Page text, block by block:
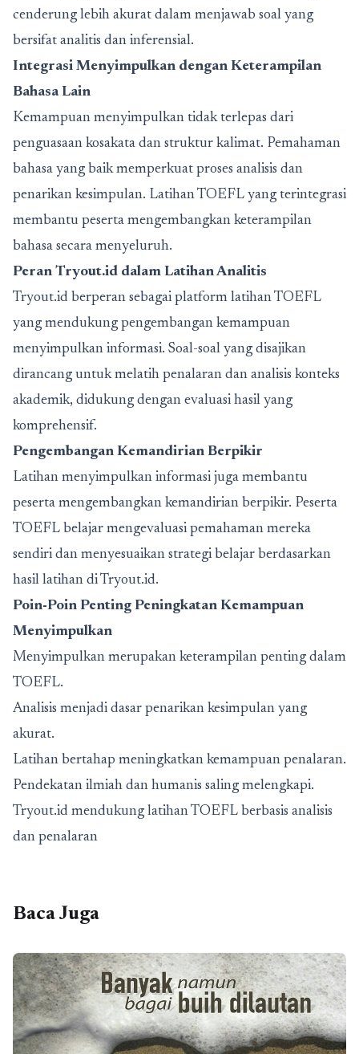
cenderung lebih akurat dalam menjawab soal yang
bersifat analitis dan inferensial.
Integrasi Menyimpulkan dengan Keterampilan
Bahasa Lain
Kemampuan menyimpulkan tidak terlepas dari
penguasaan kosakata dan struktur kalimat. Pemahaman
bahasa yang baik memperkuat proses analisis dan
penarikan kesimpulan. Latihan TOEFL yang terintegrasi
membantu peserta mengembangkan keterampilan
bahasa secara menyeluruh.
Peran Tryout.id dalam Latihan Analitis
Tryout.id berperan sebagai platform latihan TOEFL
yang mendukung pengembangan kemampuan
menyimpulkan informasi. Soal-soal yang disajikan
dirancang untuk melatih penalaran dan analisis konteks
akademik, didukung dengan evaluasi hasil yang
komprehensif.
Pengembangan Kemandirian Berpikir
Latihan menyimpulkan informasi juga membantu
peserta mengembangkan kemandirian berpikir. Peserta
TOEFL belajar mengevaluasi pemahaman mereka
sendiri dan menyesuaikan strategi belajar berdasarkan
hasil latihan di Tryout.id.
Poin-Poin Penting Peningkatan Kemampuan
Menyimpulkan
Menyimpulkan merupakan keterampilan penting dalam
TOEFL.
Analisis menjadi dasar penarikan kesimpulan yang
akurat.
Latihan bertahap meningkatkan kemampuan penalaran.
Pendekatan ilmiah dan humanis saling melengkapi.
Tryout.id mendukung latihan TOEFL berbasis analisis
dan penalaran
Baca Juga